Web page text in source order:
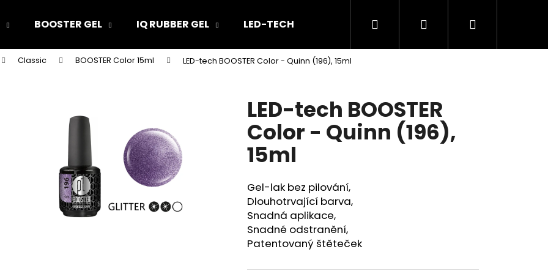
BOOSTER GEL IQ RUBBER GEL LED-TECH GEL BAREVNÉ GELY AKRYL A AKRYGEL
Hledat PřihlášeníNákupní
Classic BOOSTER Color 15ml LED-tech BOOSTER Color - Quinn (196), 15ml
LED-tech BOOSTER
Color - Quinn (196),
15ml
Gel-lak bez pilování,
Dlouhotrvající barva,
Snadná aplikace,
Snadné odstranění,
Patentovaný štěteček
Co potřebujete najít?
Doporučujeme